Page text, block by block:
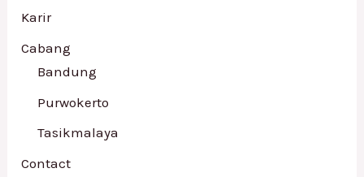
Karir
Cabang
Bandung
Purwokerto
Tasikmalaya
Contact